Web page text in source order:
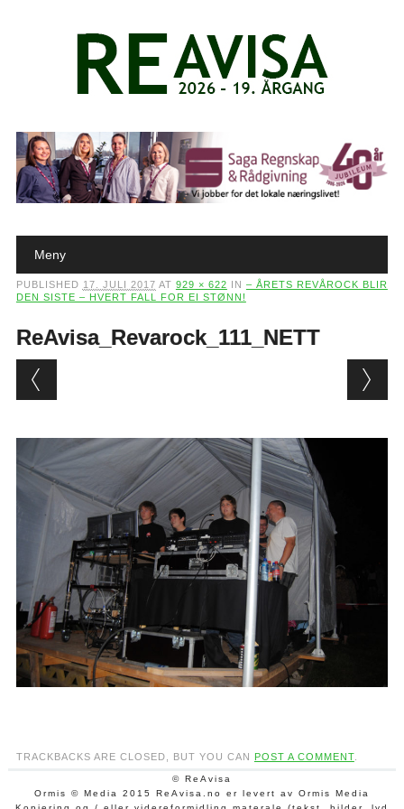
Main menu
Meny
PUBLISHED 17. JULI 2017 AT 929 × 622 IN – ÅRETS REVÅROCK BLIR
DEN SISTE – HVERT FALL FOR EI STØNN!
ReAvisa_Revarock_111_NETT
TRACKBACKS ARE CLOSED, BUT YOU CAN POST A COMMENT.
© ReAvisa
Ormis © Media 2015 ReAvisa.no er levert av Ormis Media